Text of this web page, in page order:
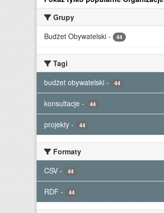
Grupy
Budżet Obywatelski - 44
Tagi
budżet obywatelski - 44
konsultacje - 44
projekty - 44
Formaty
CSV - 44
RDF - 44